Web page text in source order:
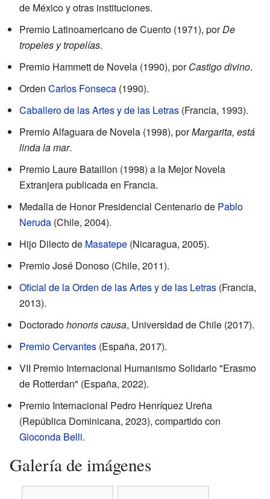
de México y otras instituciones.
Premio Latinoamericano de Cuento (1971), porDe
tropeles y tropelías.
Premio Hammett de Novela (1990), porCastigo divino.
Orden Carlos Fonseca (1990).
Caballero de las Artes y de las Letras (Francia, 1993).
Premio Alfaguara de Novela (1998), porMargarita, está
linda la mar.
Premio Laure Bataillon (1998) a la Mejor Novela
Extranjera publicada en Francia.
Medalla de Honor Presidencial Centenario de Pablo
Neruda (Chile, 2004).
Hijo Dilecto de Masatepe (Nicaragua, 2005).
Premio José Donoso (Chile, 2011).
Oficial de la Orden de las Artes y de las Letras (Francia,
2013).
Doctoradohonoris causa, Universidad de Chile (2017).
Premio Cervantes (España, 2017).
VII Premio Internacional Humanismo Solidario "Erasmo
de Rotterdan" (España, 2022).
Premio Internacional Pedro Henríquez Ureña
(República Dominicana, 2023), compartido con
Gioconda Belli.
Galería de imágenes